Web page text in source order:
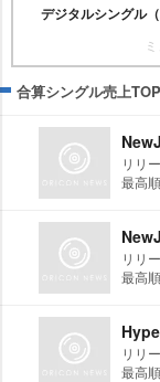
デジタルシングル（
合算シングル売上
リリ
最高
リリ
最高
リリ
最高